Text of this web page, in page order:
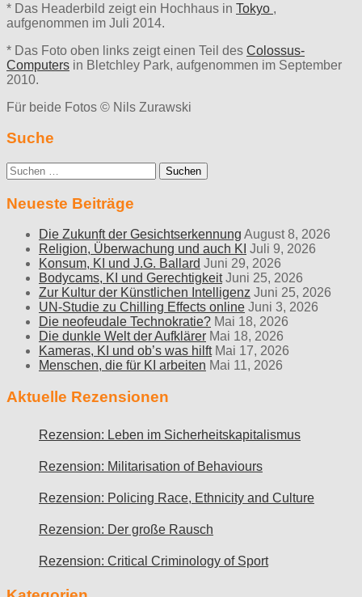
* Das Headerbild zeigt ein Hochhaus in Tokyo ,
aufgenommen im Juli 2014.
* Das Foto oben links zeigt einen Teil des Colossus-
Computers in Bletchley Park, aufgenommen im September
2010.
Für beide Fotos © Nils Zurawski
Suche
Suche
nach:
Neueste Beiträge
Die Zukunft der Gesichtserkennung August 8, 2026
Religion, Überwachung und auch KI Juli 9, 2026
Konsum, KI und J.G. Ballard Juni 29, 2026
Bodycams, KI und Gerechtigkeit Juni 25, 2026
Zur Kultur der Künstlichen Intelligenz Juni 25, 2026
UN-Studie zu Chilling Effects online Juni 3, 2026
Die neofeudale Technokratie? Mai 18, 2026
Die dunkle Welt der Aufklärer Mai 18, 2026
Kameras, KI und ob’s was hilft Mai 17, 2026
Menschen, die für KI arbeiten Mai 11, 2026
Aktuelle Rezensionen
Rezension: Leben im Sicherheitskapitalismus
Rezension: Militarisation of Behaviours
Rezension: Policing Race, Ethnicity and Culture
Rezension: Der große Rausch
Rezension: Critical Criminology of Sport